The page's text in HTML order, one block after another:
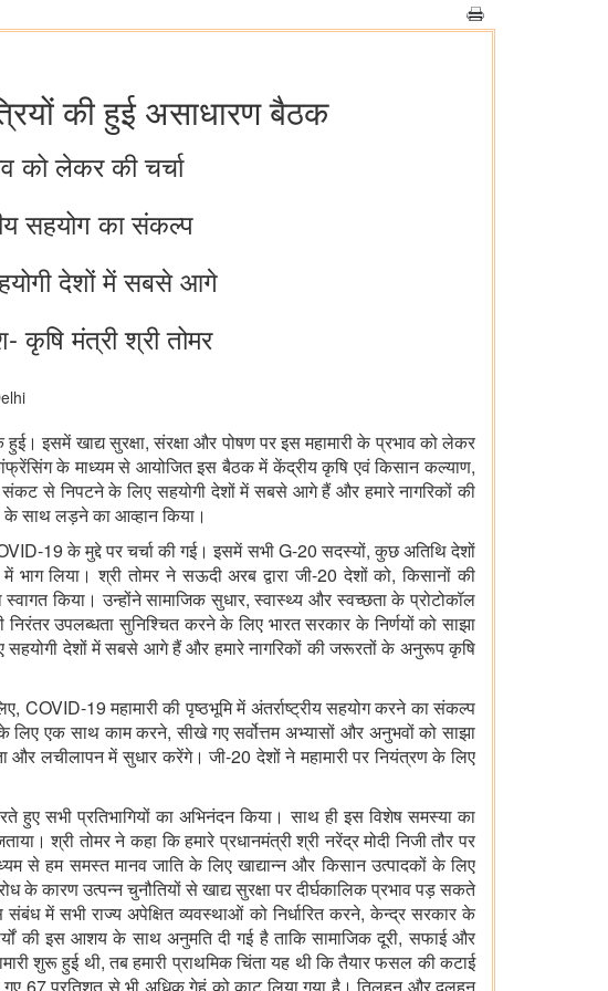
की हुई असाधारण बैठक
को लेकर की चर्चा
सहयोग का संकल्प
देशों में सबसे आगे
मंत्री श्री तोमर
इसमें खाद्य सुरक्षा, संरक्षा और पोषण पर इस महामारी के प्रभाव को लेकर
के माध्यम से आयोजित इस बैठक में केंद्रीय कृषि एवं किसान कल्याण,
संकट से निपटने के लिए सहयोगी देशों में सबसे आगे हैं और हमारे नागरिकों की
के साथ लड़ने का आव्हान किया।
19 के मुद्दे पर चर्चा की गई। इसमें सभी G-20 सदस्यों, कुछ अतिथि देशों
भाग लिया। श्री तोमर ने सऊदी अरब द्वारा जी-20 देशों को, किसानों की
किया। उन्होंने सामाजिक सुधार, स्वास्थ्य और स्वच्छता के प्रोटोकॉल
उपलब्धता सुनिश्चित करने के लिए भारत सरकार के निर्णयों को साझा
सहयोगी देशों में सबसे आगे हैं और हमारे नागरिकों की जरूरतों के अनुरूप कृषि
19 महामारी की पृष्ठभूमि में अंतर्राष्ट्रीय सहयोग करने का संकल्प
लिए एक साथ काम करने, सीखे गए सर्वोत्तम अभ्यासों और अनुभवों को साझा
और लचीलापन में सुधार करेंगे। जी-20 देशों ने महामारी पर नियंत्रण के लिए
सभी प्रतिभागियों का अभिनंदन किया। साथ ही इस विशेष समस्या का
श्री तोमर ने कहा कि हमारे प्रधानमंत्री श्री नरेंद्र मोदी निजी तौर पर
से हम समस्त मानव जाति के लिए खाद्यान्न और किसान उत्पादकों के लिए
कारण उत्पन्न चुनौतियों से खाद्य सुरक्षा पर दीर्घकालिक प्रभाव पड़ सकते
में सभी राज्य अपेक्षित व्यवस्थाओं को निर्धारित करने, केन्द्र सरकार के
की इस आशय के साथ अनुमति दी गई है ताकि सामाजिक दूरी, सफाई और
शुरू हुई थी, तब हमारी प्राथमिक चिंता यह थी कि तैयार फसल की कटाई